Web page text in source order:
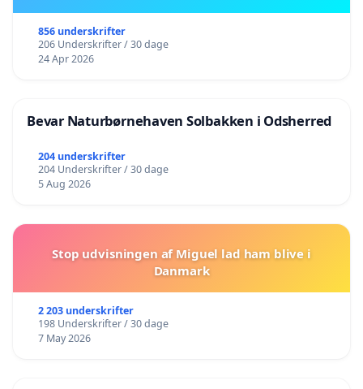
856 underskrifter
206 Underskrifter / 30 dage
24 Apr 2026
Bevar Naturbørnehaven Solbakken i Odsherred
204 underskrifter
204 Underskrifter / 30 dage
5 Aug 2026
Stop udvisningen af Miguel lad ham blive i
Danmark
2 203 underskrifter
198 Underskrifter / 30 dage
7 May 2026